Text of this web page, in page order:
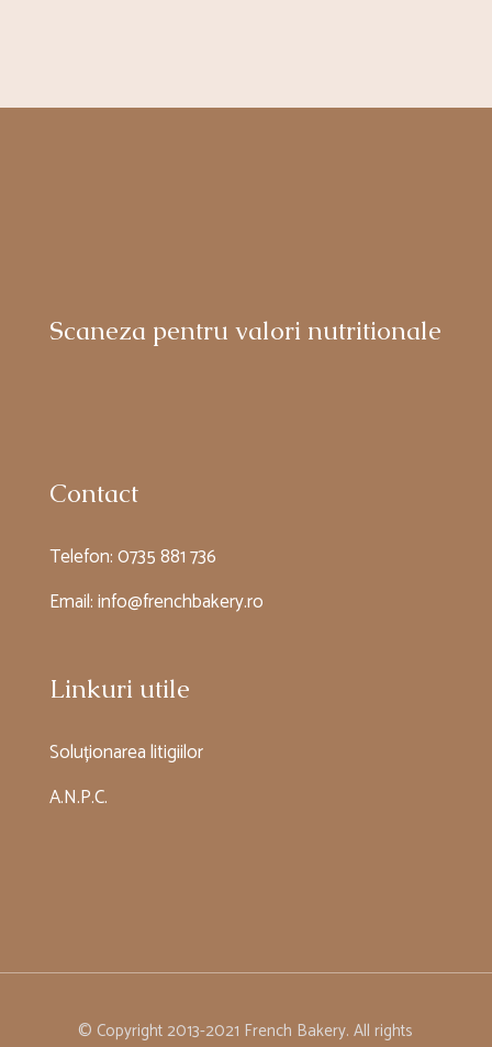
Scaneza pentru valori nutritionale
Contact
Telefon:0735 881 736
Email:info@frenchbakery.ro
Linkuri utile
Soluționarea litigiilor
A.N.P.C.
© Copyright 2013-2021 French Bakery. All rights